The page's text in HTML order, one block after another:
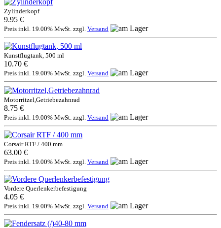
Zylinderkopf
9.95 €
Preis inkl. 19.00% MwSt. zzgl. Versand
Kunstflugtank, 500 ml
10.70 €
Preis inkl. 19.00% MwSt. zzgl. Versand
Motorritzel,Getriebezahnrad
8.75 €
Preis inkl. 19.00% MwSt. zzgl. Versand
Corsair RTF / 400 mm
63.00 €
Preis inkl. 19.00% MwSt. zzgl. Versand
Vordere Querlenkerbefestigung
4.05 €
Preis inkl. 19.00% MwSt. zzgl. Versand